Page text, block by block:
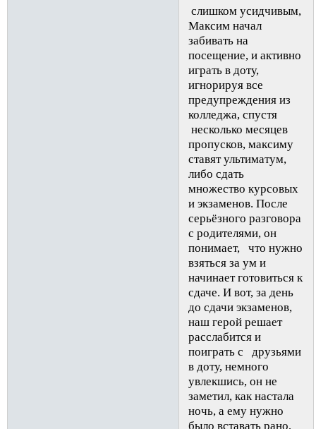
слишком усидчивым,
Максим начал
забивать на
посещение, и активно
играть в доту,
игнорируя все
предупреждения из
колледжа, спустя
несколько месяцев
пропусков, максиму
ставят ультиматум,
либо сдать
множество курсовых
и экзаменов. После
серьёзного разговора
с родителями, он
понимает, что нужно
взяться за ум и
начинает готовиться к
сдаче. И вот, за день
до сдачи экзаменов,
наш герой решает
расслабится и
поиграть с друзьями
в доту, немного
увлекшись, он не
заметил, как настала
ночь, а ему нужно
было вставать рано,